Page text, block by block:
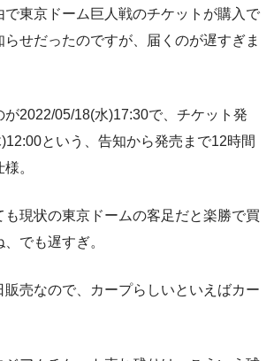
で東京ドーム巨人戦のチケットが購入で
らせだったのですが、届くのが遅すぎま
が2022/05/18(水)17:30で、チケット発
という、告知から発売まで12時間
。
も現状の東京ドームの客足だと楽勝で買
でも遅すぎ。
販売なので、カープらしいといえばカー